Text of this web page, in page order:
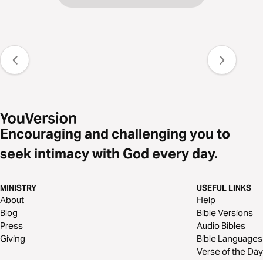
Encouraging and challenging you to
seek intimacy with God every day.
MINISTRY
About
Blog
Press
Giving
USEFUL LINKS
Help
Bible Versions
Audio Bibles
Bible Languages
Verse of the Day